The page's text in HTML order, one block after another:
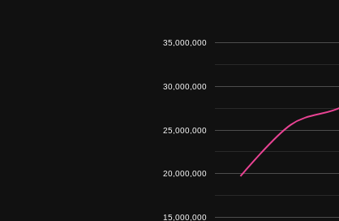
15,000,000
20,000,000
25,000,000
30,000,000
35,000,000